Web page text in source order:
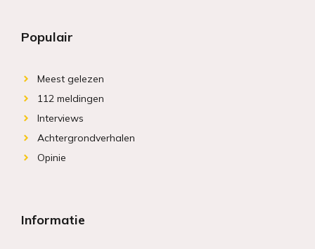
Populair
Meest gelezen
112 meldingen
Interviews
Achtergrondverhalen
Opinie
Informatie